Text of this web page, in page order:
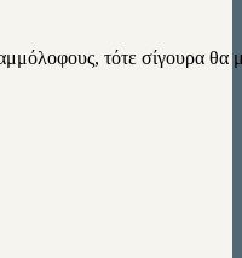
τότε σίγουρα θα